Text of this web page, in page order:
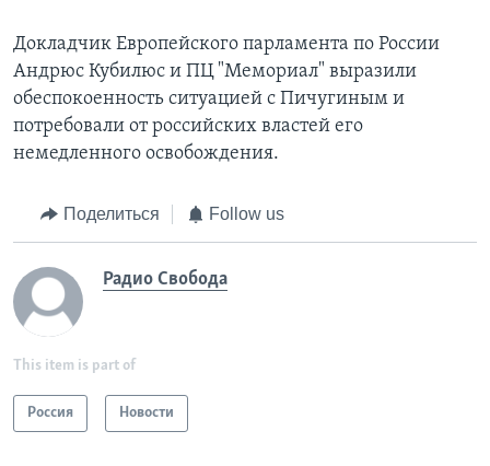
Докладчик Европейского парламента по России
Андрюс Кубилюс и ПЦ "Мемориал" выразили
обеспокоенность ситуацией с Пичугиным и
потребовали от российских властей его
немедленного освобождения.
Поделиться Follow us
Радио Свобода
This item is part of
Россия Новости